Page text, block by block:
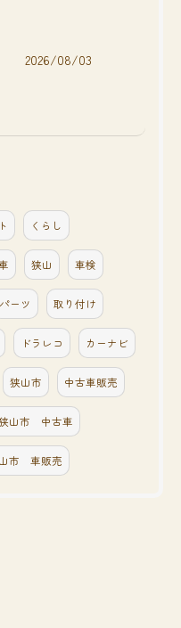
2026/08/03
くらし
狭山 車検
パーツ 取り付け
ドラレコ カーナビ
狭山市 中古車販売
山市 中古車
市 車販売